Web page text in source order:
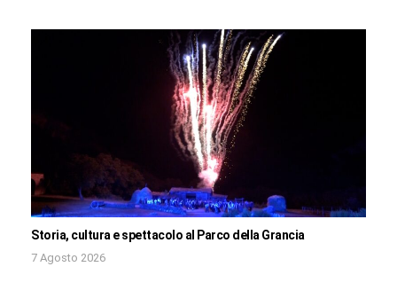
Storia, cultura e spettacolo al Parco della Grancia
7 Agosto 2026